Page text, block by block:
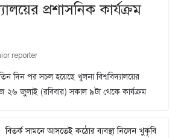
প্রশাসনিক কার্যক্রম
reporter
দিন পর সচল হয়েছে খুলনা বিশ্ববিদ্যালয়ের
২৬ জুুলাই (রবিবার) সকাল ৯টা থেকে কার্যক্রম
বিতর্ক সামনে আসতেই কঠোর ব্যবস্থা নিলেন খুকৃবি